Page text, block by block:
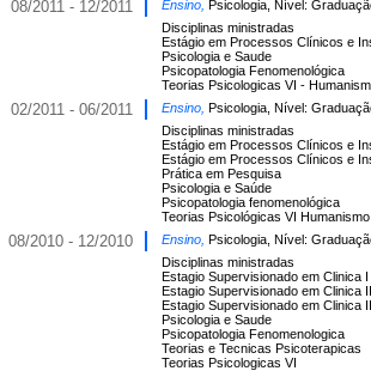
08/2011 - 12/2011 Ensino, Psicologia, Nível:
Disciplinas ministradas
Estágio em Processos Clínicos e
Psicologia e Saude
Psicopatologia Fenomenológica
Teorias Psicologicas VI -
02/2011 - 06/2011 Ensino, Psicologia, Nível:
Disciplinas ministradas
Estágio em Processos Clínicos e
Estágio em Processos Clínicos e
Prática em Pesquisa
Psicologia e Saúde
Psicopatologia fenomenológica
Teorias Psicológicas VI Humanismo
08/2010 - 12/2010 Ensino, Psicologia, Nível:
Disciplinas ministradas
Estagio Supervisionado em Clinica I
Estagio Supervisionado em Clinica II
Estagio Supervisionado em Clinica
Psicologia e Saude
Psicopatologia Fenomenologica
Teorias e Tecnicas Psicoterapicas
Teorias Psicologicas VI